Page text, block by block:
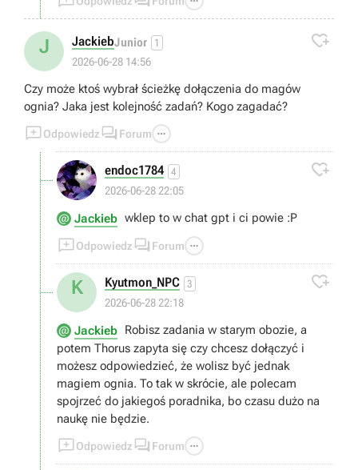
J JackiebJunior 1
2026-06-28 14:56

Czy może ktoś wybrał ścieżkę dołączenia do magów
ognia? Jaka jest kolejność zadań? Kogo zagadać?
Odpowiedz  Forum 
endoc1784 4
2026-06-28 22:05

Jackieb wklep to w chat gpt i ci powie :P
Odpowiedz  Forum 
K Kyutmon_NPC 3
2026-06-28 22:18

Jackieb Robisz zadania w starym obozie, a
potem Thorus zapyta się czy chcesz dołączyć i
możesz odpowiedzieć, że wolisz być jednak
magiem ognia. To tak w skrócie, ale polecam
spojrzeć do jakiegoś poradnika, bo czasu dużo na
naukę nie będzie.
Odpowiedz  Forum 